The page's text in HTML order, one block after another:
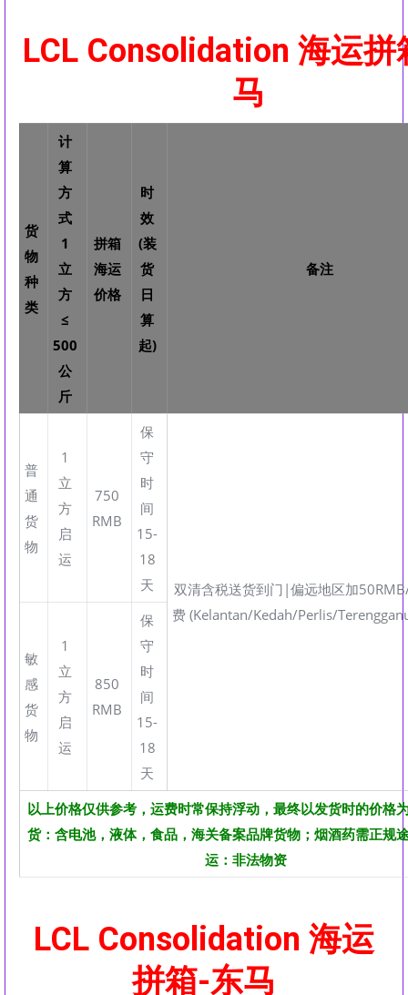
LCL Consolidation 海运拼
马
货
物
种
类
计
算
方
式
1
立
方
≤
500
公
斤
拼箱
海运
价格
时
效
(装
货
日
算
起)
备注
普
通
货
物
1
立
方
启
运
750
RMB
保
守
时
间
15-
18
天
双清含税送货到门|偏远地区加
费 (Kelantan/Kedah/Perlis/
敏
感
货
物
1
立
方
启
运
850
RMB
保
守
时
间
15-
18
天
以上价格仅供参考，运费时常保持浮动，最终以发货时的价格
货：含电池，液体，食品，海关备案品牌货物；烟酒药需正规
运：非法物资
LCL Consolidation 海运
拼箱-东马